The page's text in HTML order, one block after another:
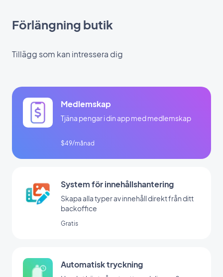
Förlängning butik
Tillägg som kan intressera dig
Medlemskap
Tjäna pengar i din app med medlemskap
$49/månad
System för innehållshantering
Skapa alla typer av innehåll direkt från ditt
backoffice
Gratis
Automatisk tryckning